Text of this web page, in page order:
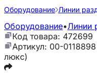
Оборудование Линии
Оборудование•Линии
Код товара: 472699
Артикул: 00-
люкс)